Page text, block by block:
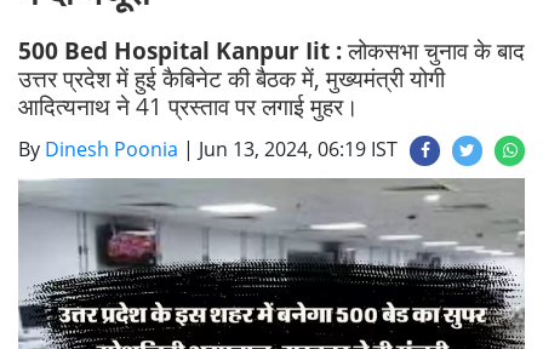
500 Bed Hospital Kanpur Iit :लोकसभा चुनाव के बाद
उत्तर प्रदेश में हुई कैबिनेट की बैठक में, मुख्यमंत्री योगी
आदित्यनाथ ने 41 प्रस्ताव पर लगाई मुहर।
By Dinesh Poonia | Jun 13, 2024, 06:19 IST